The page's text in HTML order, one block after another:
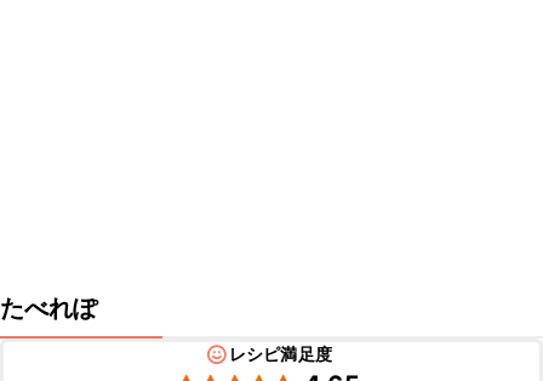
たべれぽ
レシピ満足度